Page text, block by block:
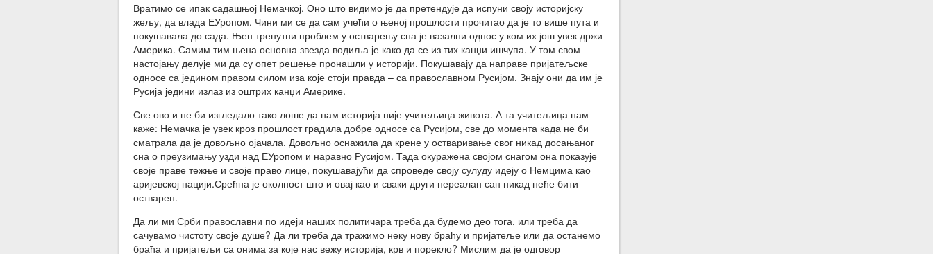
Вратимо се ипак садашњој Немачкој. Оно што видимо је да претендује да испуни своју историјску
жељу, да влада ЕУропом. Чини ми се да сам учећи о њеној прошлости прочитао да је то више пута и
покушавала до сада. Њен тренутни проблем у остварењу сна је вазални однос у ком их још увек држи
Америка. Самим тим њена основна звезда водиља је како да се из тих канџи ишчупа. У том свом
настојању делује ми да су опет решење пронашли у историји. Покушавају да направе пријатељске
односе са једином правом силом иза које стоји правда – са православном Русијом. Знају они да им је
Русија једини излаз из оштрих канџи Америке.
Све ово и не би изгледало тако лоше да нам историја није учитељица живота. А та учитељица нам
каже: Немачка је увек кроз прошлост градила добре односе са Русијом, све до момента када не би
сматрала да је довољно ојачала. Довољно оснажила да крене у остваривање свог никад досањаног
сна о преузимању узди над ЕУропом и наравно Русијом. Тада окуражена својом снагом она показује
своје праве тежње и своје право лице, покушавајући да спроведе своју сулуду идеју о Немцима као
аријевској нацији.Срећна је околност што и овај као и сваки други нереалан сан никад неће бити
остварен.
Да ли ми Срби православни по идеји наших политичара треба да будемо део тога, или треба да
сачувамо чистоту своје душе? Да ли треба да тражимо неку нову браћу и пријатеље или да останемо
браћа и пријатељи са онима за које нас вежу историја, крв и порекло? Мислим да је одговор